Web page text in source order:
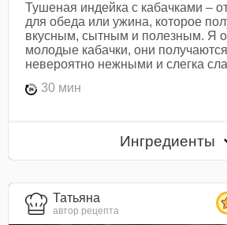
Тушеная индейка с кабачками –
для обеда или ужина, которое
вкусным, сытным и полезным. Я
молодые кабачки, они
невероятно нежными и слегка
30 мин
Ингредиенты
Татьяна
автор рецепта